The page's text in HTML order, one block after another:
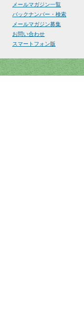
メールマガジン一覧
バックナンバー・検索
メールマガジン募集
お問い合わせ
スマートフォン版